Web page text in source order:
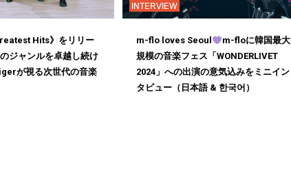
Hits》をリリー
ジャンルを卓越し続け
が視る次世代の音楽
INTERVIEW
m-flo loves Seoul
m-floに韓国最大
規模の音楽フェス「WONDERLIVET
2024」への出演の意気込みをミニイン
タビュー（日本語 & 한국어）